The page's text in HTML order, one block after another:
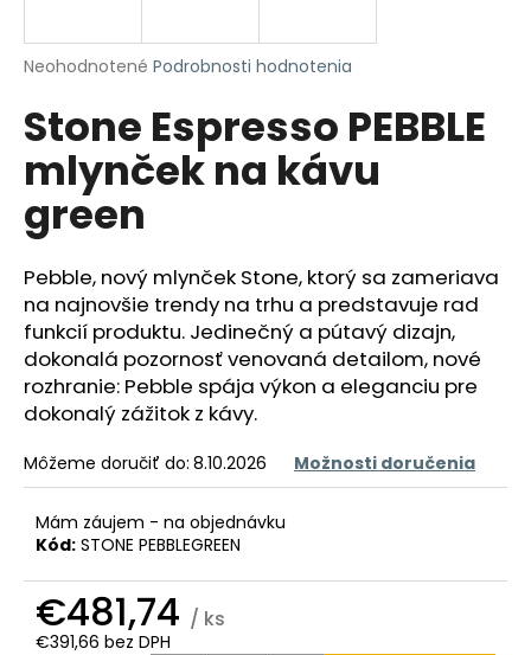
Priemerné
produktu
je
5
hviezdičiek.
Neohodnotené Podrobnosti hodnotenia
Stone Espresso PEBBLE
mlynček na kávu
green
Pebble, nový mlynček Stone, ktorý sa zameriava
na najnovšie trendy na trhu a predstavuje rad
funkcií produktu. Jedinečný a pútavý dizajn,
dokonalá pozornosť venovaná detailom, nové
rozhranie: Pebble spája výkon a eleganciu pre
dokonalý zážitok z kávy.
Môžeme doručiť do: 8.10.2026 Možnosti doručenia
Mám záujem - na objednávku
Kód: STONE PEBBLEGREEN
€481,74 / ks
€391,66 bez DPH
j
ť
?
HĽADAŤ
O
d
p
o
r
ú
č
a
m
e